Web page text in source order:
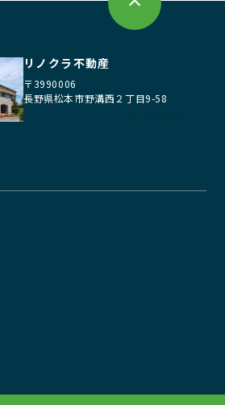
リノクラ不動産
〒3990006
長野県松本市野溝西２丁目9-58